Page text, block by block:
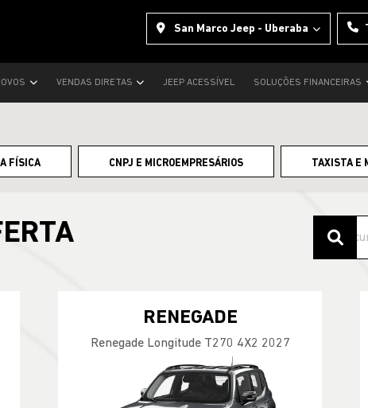
San Marco Jeep - Uberaba
VENDAS DIRETAS JEEP ACESSÍVEL SOLUÇÕES FINANCEIRAS
FÍSICA CNPJ E MICROEMPRESÁRIOS TAXISTA E
RENEGADE
Renegade Longitude T270 4X2 2027